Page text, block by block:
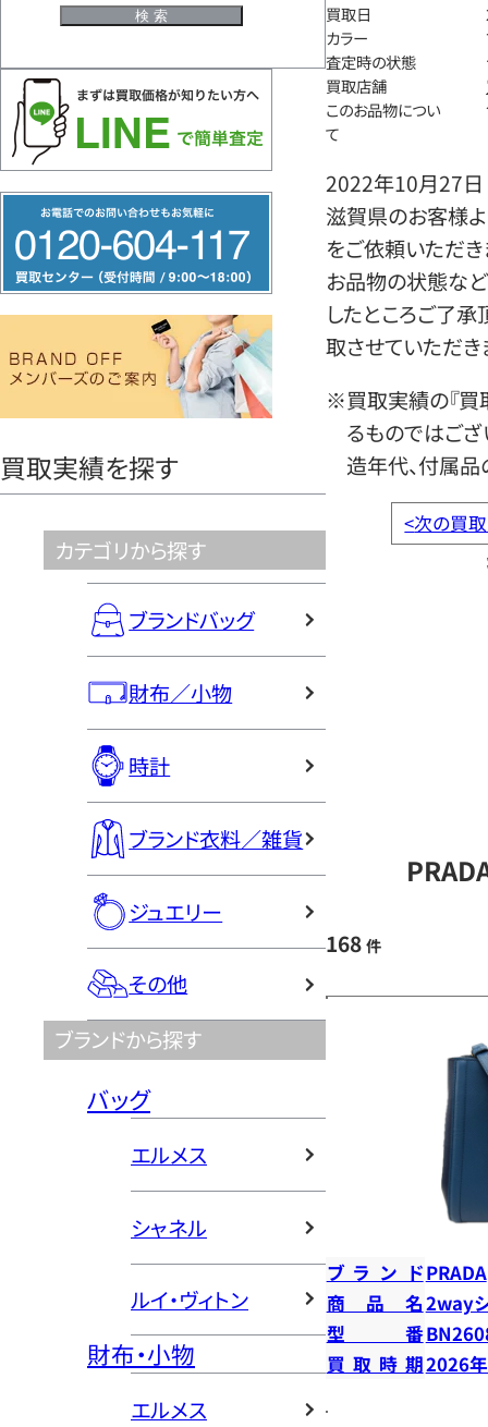
リ
ー
ヤ
買取実績を探す
カテゴリから探す
ブランドバッグ
財布／小物
時計
ブランド衣料／雑貨
ジュエリー
その他
ブランドから探す
バッグ
エルメス
シャネル
ルイ・ヴィトン
財布・小物
エルメス
買取日
カラー
査定時の状態
買取店舗
このお品物につい
て
2022年10月27日
滋賀県のお客様
をご依頼いただき
お品物の状態など
したところご了
取させていただき
※買取実績の『買
るものではござ
造年代、付属品
<次の買
168 件
ブランドPRADA
商品名2way
型番
買取時期2026